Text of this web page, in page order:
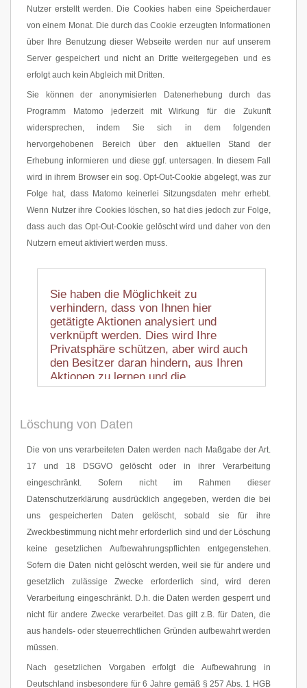
Nutzer erstellt werden. Die Cookies haben eine Speicherdauer
von einem Monat. Die durch das Cookie erzeugten Informationen
über Ihre Benutzung dieser Webseite werden nur auf unserem
Server gespeichert und nicht an Dritte weitergegeben und es
erfolgt auch kein Abgleich mit Dritten.
Sie können der anonymisierten Datenerhebung durch das
Programm Matomo jederzeit mit Wirkung für die Zukunft
widersprechen, indem Sie sich in dem folgenden
hervorgehobenen Bereich über den aktuellen Stand der
Erhebung informieren und diese ggf. untersagen. In diesem Fall
wird in ihrem Browser ein sog. Opt-Out-Cookie abgelegt, was zur
Folge hat, dass Matomo keinerlei Sitzungsdaten mehr erhebt.
Wenn Nutzer ihre Cookies löschen, so hat dies jedoch zur Folge,
dass auch das Opt-Out-Cookie gelöscht wird und daher von den
Nutzern erneut aktiviert werden muss.
Löschung von Daten
Die von uns verarbeiteten Daten werden nach Maßgabe der Art.
17 und 18 DSGVO gelöscht oder in ihrer Verarbeitung
eingeschränkt. Sofern nicht im Rahmen dieser
Datenschutzerklärung ausdrücklich angegeben, werden die bei
uns gespeicherten Daten gelöscht, sobald sie für ihre
Zweckbestimmung nicht mehr erforderlich sind und der Löschung
keine gesetzlichen Aufbewahrungspflichten entgegenstehen.
Sofern die Daten nicht gelöscht werden, weil sie für andere und
gesetzlich zulässige Zwecke erforderlich sind, wird deren
Verarbeitung eingeschränkt. D.h. die Daten werden gesperrt und
nicht für andere Zwecke verarbeitet. Das gilt z.B. für Daten, die
aus handels- oder steuerrechtlichen Gründen aufbewahrt werden
müssen.
Nach gesetzlichen Vorgaben erfolgt die Aufbewahrung in
Deutschland insbesondere für 6 Jahre gemäß § 257 Abs. 1 HGB